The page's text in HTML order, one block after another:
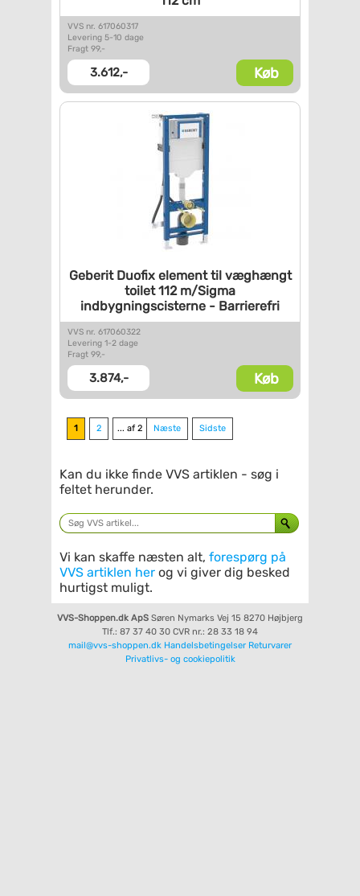
VVS nr. 617060317
Levering 5-10 dage
Fragt 99,-
3.612,- Køb
Geberit Duofix element tilvæghængt
toilet 112 m/Sigma
indbygningscisterne - Barrierefri
VVS nr. 617060322
Levering 1-2 dage
Fragt 99,-
3.874,- Køb
1 2 ... af 2 Næste Sidste
Kan du ikke finde VVS artiklen - søg i
feltet herunder.
Vi kan skaffe næsten alt, forespørg på
VVS artiklen her og vi giver dig besked
hurtigst muligt.
VVS-Shoppen.dk ApS Søren Nymarks Vej 15 8270 Højbjerg
Tlf.: 87 37 40 30 CVR nr.: 28 33 18 94
mail@vvs-shoppen.dk Handelsbetingelser Returvarer
Privatlivs- og cookiepolitik